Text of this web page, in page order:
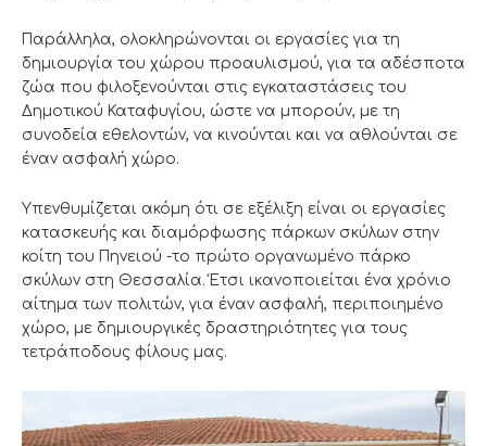
Παράλληλα, ολοκληρώνονται οι εργασίες για τη
δημιουργία του χώρου προαυλισμού, για τα αδέσποτα
ζώα που φιλοξενούνται στις εγκαταστάσεις του
Δημοτικού Καταφυγίου, ώστε να μπορούν, με τη
συνοδεία εθελοντών, να κινούνται και να αθλούνται σε
έναν ασφαλή χώρο.
Υπενθυμίζεται ακόμη ότι σε εξέλιξη είναι οι εργασίες
κατασκευής και διαμόρφωσης πάρκων σκύλων στην
κοίτη του Πηνειού -το πρώτο οργανωμένο πάρκο
σκύλων στη Θεσσαλία. Έτσι ικανοποιείται ένα χρόνιο
αίτημα των πολιτών, για έναν ασφαλή, περιποιημένο
χώρο, με δημιουργικές δραστηριότητες για τους
τετράποδους φίλους μας.